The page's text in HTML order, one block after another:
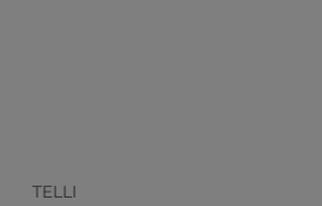
TELLI